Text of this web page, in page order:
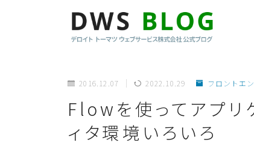
2016.12.07 2022.10.29 フロントエ
Flowを使ってアプリ
ィタ環境いろいろ